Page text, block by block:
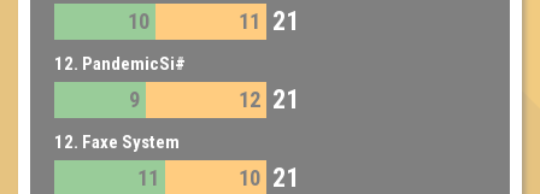
10 11 21
12. PandemicSi#
9 12 21
12. Faxe System
11 10 21